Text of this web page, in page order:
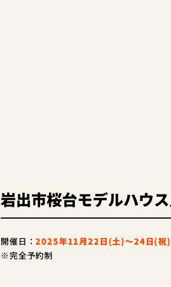
岩出市桜台モデルハウ
開催日：2025年11月22日(土)～24日(祝)
※完全予約制